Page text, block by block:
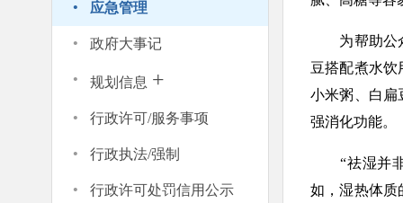
· 应急管理
· 政府大事记
· 规划信息 +
· 行政许可/服务事项
· 行政执法/强制
· 行政许可处罚信用公示
为帮助公众
豆搭配煮水饮
小米粥、白扁
强消化功能。
“祛湿并非
如，湿热体质